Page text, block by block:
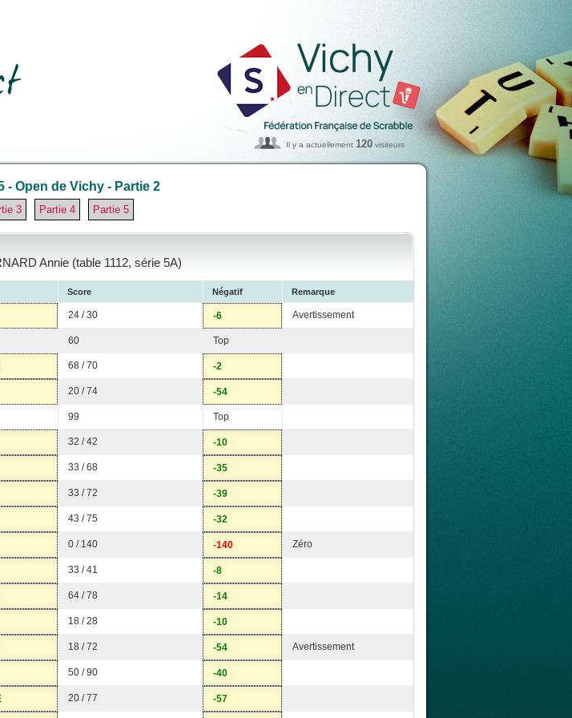
Il y a actuellement 120 visiteurs
- Open de Vichy - Partie 2
3 Partie 4 Partie 5
Annie (table 1112, série 5A)
Score Négatif Remarque
24 / 30 -6 Avertissement
60 Top
68 / 70 -2
20 / 74 -54
99 Top
32 / 42 -10
33 / 68 -35
33 / 72 -39
43 / 75 -32
0 / 140 -140 Zéro
33 / 41 -8
64 / 78 -14
18 / 28 -10
18 / 72 -54 Avertissement
50 / 90 -40
20 / 77 -57